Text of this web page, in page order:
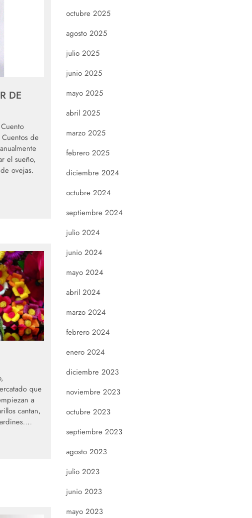
DE
de
el sueño,
ovejas.
que
a
cantan,
octubre 2025
agosto 2025
julio 2025
junio 2025
mayo 2025
abril 2025
marzo 2025
febrero 2025
diciembre 2024
octubre 2024
septiembre 2024
julio 2024
junio 2024
mayo 2024
abril 2024
marzo 2024
febrero 2024
enero 2024
diciembre 2023
noviembre 2023
octubre 2023
septiembre 2023
agosto 2023
julio 2023
junio 2023
mayo 2023